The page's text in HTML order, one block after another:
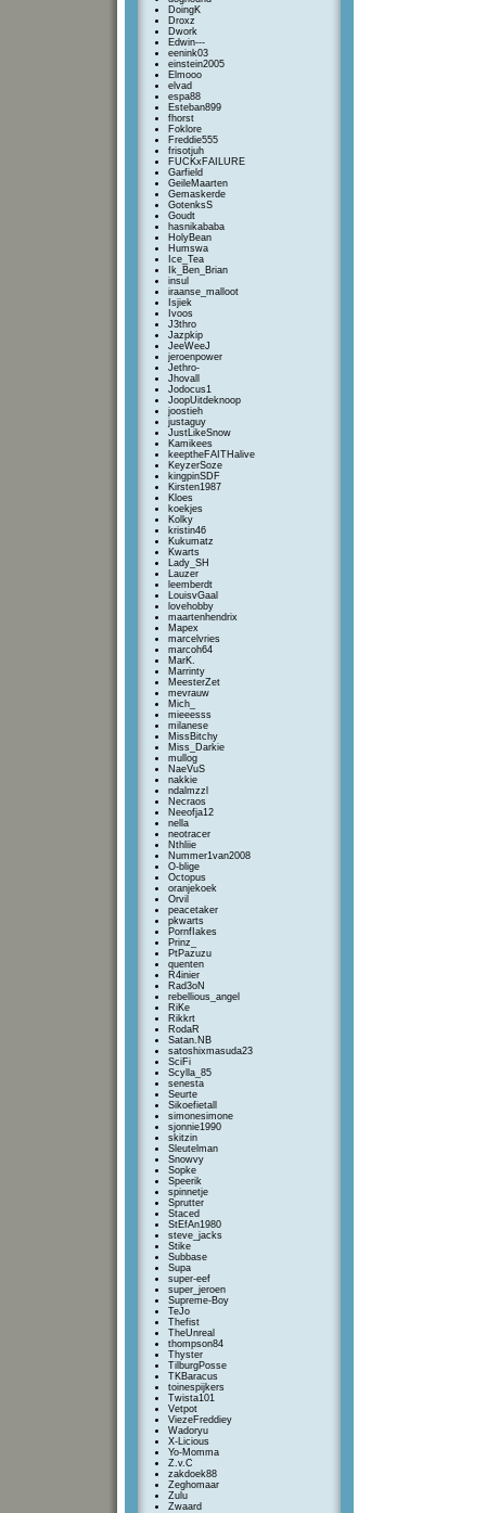
DoingK
Droxz
Dwork
Edwin---
eenink03
einstein2005
Elmooo
elvad
espa88
Esteban899
fhorst
Foklore
Freddie555
frisotjuh
FUCKxFAILURE
Garfield
GeileMaarten
Gemaskerde
GotenksS
Goudt
hasnikababa
HolyBean
Humswa
Ice_Tea
Ik_Ben_Brian
insul
iraanse_malloot
Isjiek
Ivoos
J3thro
Jazpkip
JeeWeeJ
jeroenpower
Jethro-
Jhovall
Jodocus1
JoopUitdeknoop
joostieh
justaguy
JustLikeSnow
Kamikees
keeptheFAITHalive
KeyzerSoze
kingpinSDF
Kirsten1987
Kloes
koekjes
Kolky
kristin46
Kukumatz
Kwarts
Lady_SH
Lauzer
leemberdt
LouisvGaal
lovehobby
maartenhendrix
Mapex
marcelvries
marcoh64
MarK.
Marrinty
MeesterZet
mevrauw
Mich_
mieeesss
milanese
MissBitchy
Miss_Darkie
mullog
NaeVuS
nakkie
ndalmzzl
Necraos
Neeofja12
nella
neotracer
Nthliie
Nummer1van2008
O-blige
Octopus
oranjekoek
Orvil
peacetaker
pkwarts
PornfIakes
Prinz_
PtPazuzu
quenten
R4inier
Rad3oN
rebellious_angel
RiKe
Rikkrt
RodaR
Satan.NB
satoshixmasuda23
SciFi
Scylla_85
senesta
Seurte
Sikoefietall
simonesimone
sjonnie1990
skitzin
Sleutelman
Snowvy
Sopke
Speerik
spinnetje
Sprutter
Staced
StEfAn1980
steve_jacks
Stike
Subbase
Supa
super-eef
super_jeroen
Supreme-Boy
TeJo
Thefist
TheUnreal
thompson84
Thyster
TilburgPosse
TKBaracus
toinespijkers
Twista101
Vetpot
ViezeFreddiey
Wadoryu
X-Licious
Yo-Momma
Z.v.C
zakdoek88
Zeghomaar
Zulu
Zwaard